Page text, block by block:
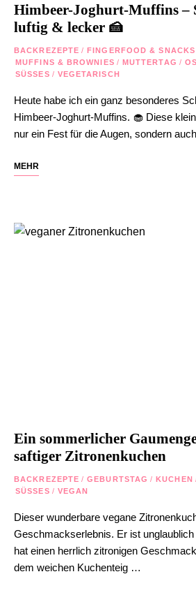
Himbeer-Joghurt-Muffins –
luftig & lecker 🍰
BACKREZEPTE / FINGERFOOD & SNACKS
MUFFINS & BROWNIES / MUTTERTAG /
SÜSSES / VEGETARISCH
Heute habe ich ein ganz besonderes
Himbeer-Joghurt-Muffins. 🧁 Diese
nur ein Fest für die Augen, sondern
MEHR
Ein sommerlicher
saftiger Zitronenkuchen
BACKREZEPTE / GEBURTSTAG / KUCHEN
SÜSSES / VEGAN
Dieser wunderbare vegane
Geschmackserlebnis. Er ist
hat einen herrlich zitronigen
dem weichen Kuchenteig …